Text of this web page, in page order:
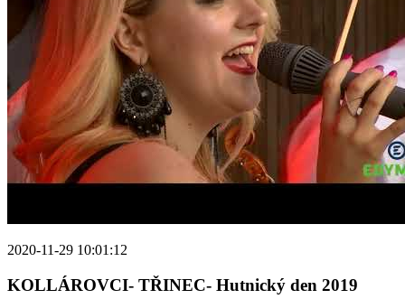
2020-11-29 10:01:12
KOLLÁROVCI- TŘINEC- Hutnický den 2019